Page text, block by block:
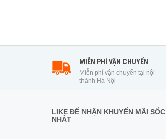
MIỄN PHÍ VẬN CHUYỂN
Miễn phí vận chuyển tại nội
thành Hà Nội
LIKE ĐỂ NHẬN KHUYẾN MÃI SỐC
NHẤT